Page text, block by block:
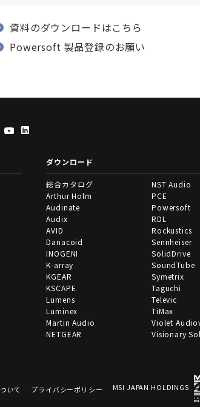
資料のダウンロードはこちら
Powersoft 製品登録のお願い
ダウンロード
総合カタログ
Arthur Holm
Audinate
Audix
AVID
Danacoid
INOGENI
K-array
KGEAR
KSCAPE
Lumens
Luminex
Martin Audio
NETGEAR
NST Audio
PCE
Powersoft
RDL
Rockustics
Sennheiser
SolidDrive
SoundTube
Symetrix
Taguchi
Televic
TiMax
Violet
Visionary
いて プライバシーポリシー MSI JAPAN HOLDINGS